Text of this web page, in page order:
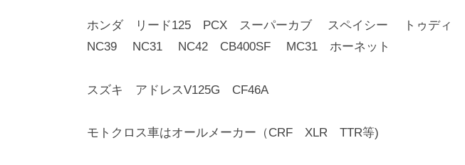
ホンダ リード125 PCX スーパーカブ スペイシー トゥディ
NC39 NC31 NC42 CB400SF MC31 ホーネット
スズキ アドレスV125G CF46A
モトクロス車はオールメーカー（CRF XLR TTR等)